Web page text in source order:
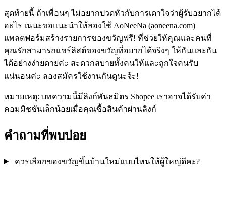
สุดท้ายนี้ ถ้าเพื่อนๆ ไม่อยากปวดหัวกับการเดาใจว่าผู้รับอยากได้
อะไร เนนะขอแนะนำให้ลองใช้ AoNeeNa (aoneena.com)
แพลตฟอร์มสร้างรายการของขวัญฟรี! ที่ช่วยให้คุณและคนที่
คุณรักสามารถแชร์ลิสต์ของขวัญที่อยากได้จริงๆ ให้กันและกัน
ได้อย่างง่ายดายค่ะ สะดวกสบายทั้งคนให้และถูกใจคนรับ
แน่นอนค่ะ ลองสมัครใช้งานกันดูนะจ้ะ!
หมายเหตุ: บทความนี้มีลิงก์พันธมิตร Shopee เราอาจได้รับค่า
คอมมิชชันเล็กน้อยเมื่อคุณซื้อสินค้าผ่านลิงก์
คำถามที่พบบ่อย
ควรเลือกของขวัญขึ้นบ้านใหม่แบบไหนให้ผู้ใหญ่ดีคะ?